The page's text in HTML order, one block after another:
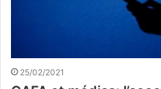
25/02/2021